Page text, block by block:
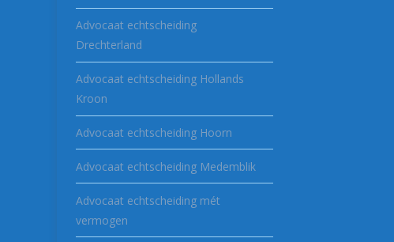
Advocaat echtscheiding
Drechterland
Advocaat echtscheiding Hollands
Kroon
Advocaat echtscheiding Hoorn
Advocaat echtscheiding Medemblik
Advocaat echtscheiding mét
vermogen